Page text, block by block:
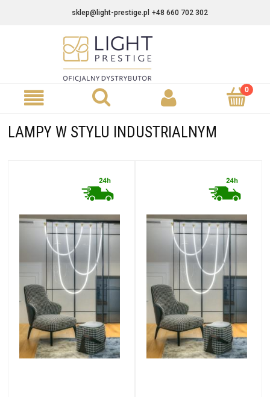
sklep@light-prestige.pl +48 660 702 302
LAMPY W STYLU INDUSTRIALNYM